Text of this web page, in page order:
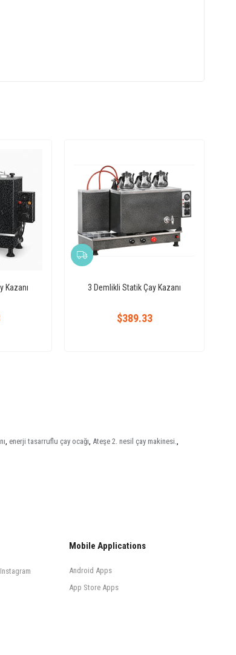
Kazanı 3 Demlikli Statik Çay Kazanı
$389.33
enerji tasarruflu çay ocağı Ateşe 2. nesil çay makinesi.
Instagram
Mobile Applications
Android Apps
App Store Apps